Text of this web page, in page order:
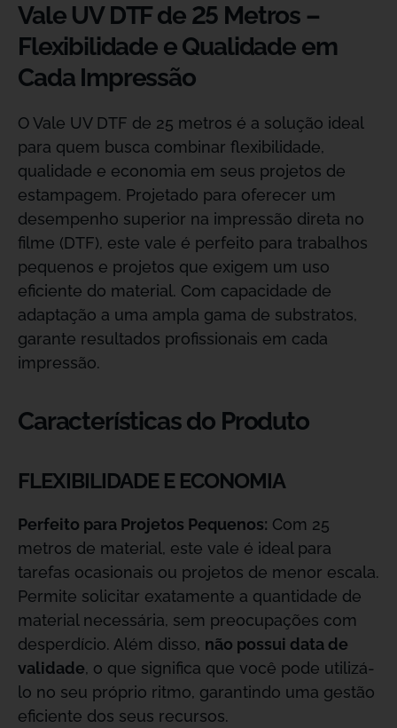
Vale UV DTF de 25 Metros –
Flexibilidade e Qualidade em
Cada Impressão
O Vale UV DTF de 25 metros é a solução ideal
para quem busca combinar flexibilidade,
qualidade e economia em seus projetos de
estampagem. Projetado para oferecer um
desempenho superior na impressão direta no
filme (DTF), este vale é perfeito para trabalhos
pequenos e projetos que exigem um uso
eficiente do material. Com capacidade de
adaptação a uma ampla gama de substratos,
garante resultados profissionais em cada
impressão.
Características do Produto
FLEXIBILIDADE E ECONOMIA
Perfeito para Projetos Pequenos: Com 25
metros de material, este vale é ideal para
tarefas ocasionais ou projetos de menor escala.
Permite solicitar exatamente a quantidade de
material necessária, sem preocupações com
desperdício. Além disso, não possui data de
validade, o que significa que você pode utilizá-
lo no seu próprio ritmo, garantindo uma gestão
eficiente dos seus recursos.